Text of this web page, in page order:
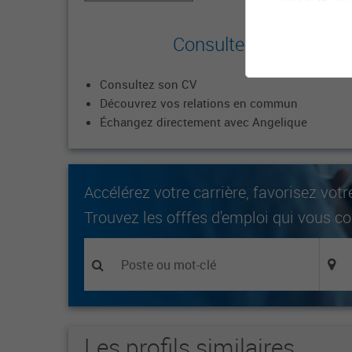
Consultez le profil
Consultez son CV
Découvrez vos relations en commun
Échangez directement avec Angelique
Accélérez votre carrière, favorisez
Trouvez les offfes d'emploi qui vous